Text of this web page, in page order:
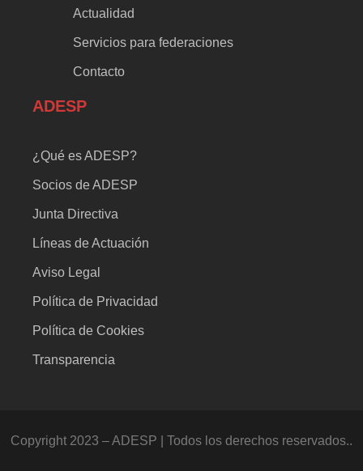
Actualidad
Servicios para federaciones
Contacto
ADESP
¿Qué es ADESP?
Socios de ADESP
Junta Directiva
Líneas de Actuación
Aviso Legal
Política de Privacidad
Política de Cookies
Transparencia
Copyright 2023 – ADESP | Todos los derechos reservados..